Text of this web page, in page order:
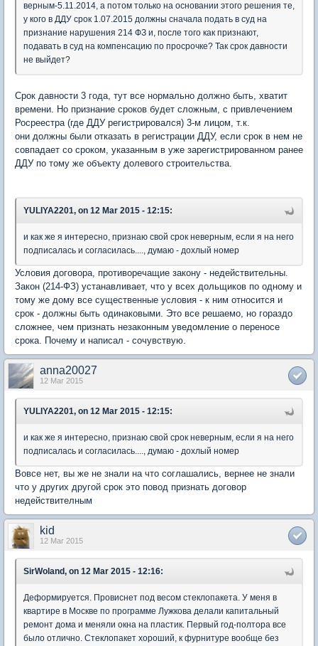
верным-5.11.2014, а потом только на основании этого решения те,
у кого в ДДУ срок 1.07.2015 должны сначала подать в суд на
признание нарушения 214 ФЗ и, после того как признают,
подавать в суд на компенсацию по просрочке? Так срок давности
не выйдет?
Срок давности 3 года, тут все нормально должно быть, хватит
времени. Но признание сроков будет сложным, с привлечением
Росреестра (где ДДУ регистрировался) 3-м лицом, т.к.
они должны были отказать в регистрации ДДУ, если срок в нем не
совпадает со сроком, указанным в уже зарегистрированном ранее
ДДУ по тому же объекту долевого строительства.
YULIYA2201, on 12 Mar 2015 - 12:15:
и как же я интересно, признаю свой срок неверным, если я на него
подписалась и согласилась...., думаю - дохлый номер
Условия договора, противоречащие закону - недействительны.
Закон (214-ФЗ) устанавливает, что у всех дольщиков по одному и
тому же дому все существенные условия - к ним относится и
срок - должны быть одинаковыми. Это все решаемо, но гораздо
сложнее, чем признать незаконным уведомление о переносе
срока. Почему и написал - сочувствую.
anna20027
12 Mar 2015
YULIYA2201, on 12 Mar 2015 - 12:15:
и как же я интересно, признаю свой срок неверным, если я на него
подписалась и согласилась...., думаю - дохлый номер
Вовсе нет, вы же не знали на что соглашались, вернее не знали
что у других другой срок это повод признать договор
недействителным
kid
12 Mar 2015
SirWoland, on 12 Mar 2015 - 12:16:
Деформируется. Провиснет под весом стеклопакета. У меня в
квартире в Москве по программе Лужкова делали капитальный
ремонт дома и меняли окна на пластик. Первый год-полтора все
было отлично. Стеклопакет хороший, к фурнитуре вообще без